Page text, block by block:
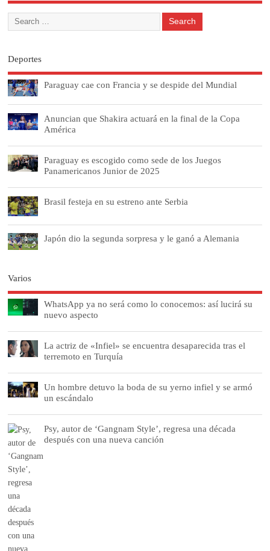
Deportes
Paraguay cae con Francia y se despide del Mundial
Anuncian que Shakira actuará en la final de la Copa
América
Paraguay es escogido como sede de los Juegos
Panamericanos Junior de 2025
Brasil festeja en su estreno ante Serbia
Japón dio la segunda sorpresa y le ganó a Alemania
Varios
WhatsApp ya no será como lo conocemos: así lucirá su
nuevo aspecto
La actriz de «Infiel» se encuentra desaparecida tras el
terremoto en Turquía
Un hombre detuvo la boda de su yerno infiel y se armó
un escándalo
Psy, autor de ‘Gangnam Style’, regresa una década
después con una nueva canción